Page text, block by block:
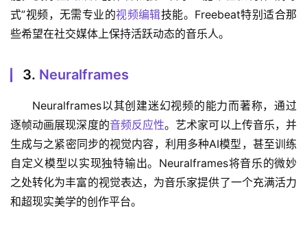
式”视频，无需专业的视频编辑技能。Freebeat特别适合那
些希望在社交媒体上保持活跃动态的音乐人。
3. Neuralframes
Neuralframes以其创建迷幻视频的能力而著称，通过
逐帧动画展现深度的音频反应性。艺术家可以上传音乐，并
生成与之紧密同步的视觉内容，利用多种AI模型，甚至训练
自定义模型以实现独特输出。Neuralframes将音乐的微妙
之处转化为丰富的视觉表达，为音乐家提供了一个充满活力
和超现实美学的创作平台。